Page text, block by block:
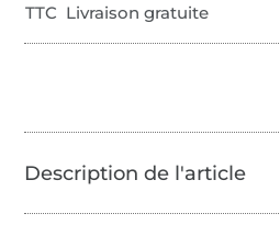
TTC Livraison gratuite